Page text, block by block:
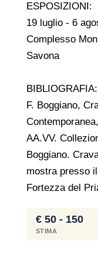
ESPOSIZIONI:
19 luglio - 6
Complesso
Savona
BIBLIOGRAFIA:
F. Boggiano,
AA.VV.
Boggiano.
mostra presso
Fortezza del
€ 50 - 150
STIMA